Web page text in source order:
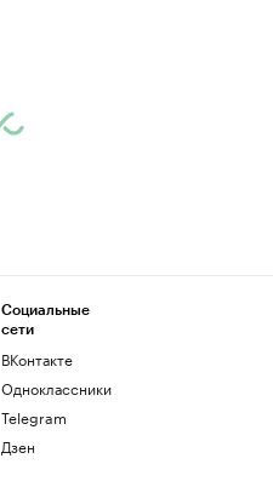
Социальные
сети
ВКонтакте
Одноклассники
Telegram
Дзен